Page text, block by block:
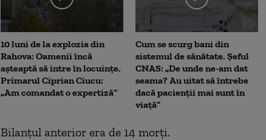
10 luni de la explozia din
Rahova: Oamenii încă
așteaptă să intre în locuințe.
Primarul Ciprian Ciucu:
„Am comandat o expertiză”
Cum se scurg bani din
sistemul de sănătate. Șeful
CNAS: „De unde ne-am dat
seama? Au uitat să întrebe
dacă pacienții mai sunt în
viață”
Bilanțul anterior era de 14 morți.